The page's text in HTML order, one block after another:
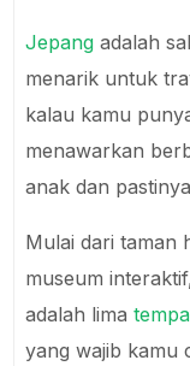
Jepang adalah
menarik untuk
kalau kamu
menawarkan
anak dan
Mulai dari taman
museum
adalah lima
yang wajib kamu